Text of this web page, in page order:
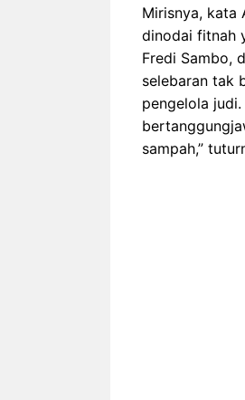
Mirisnya, kata
dinodai fitnah
Fredi Sambo,
selebaran tak
pengelola
sampah,”